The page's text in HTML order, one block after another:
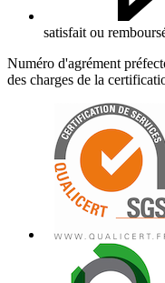
satisfait ou
Numéro d'agrément
des charges de la